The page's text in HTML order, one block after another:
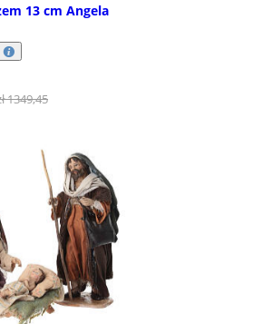
13 cm Angela
1349,45